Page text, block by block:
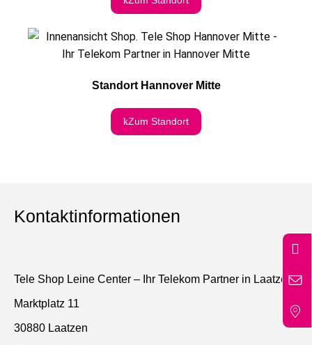
Standort Hannover Mitte
Zum Standort
Kontaktinformationen
Tele Shop Leine Center – Ihr Telekom Partner in Laatzen
Marktplatz 11
30880 Laatzen